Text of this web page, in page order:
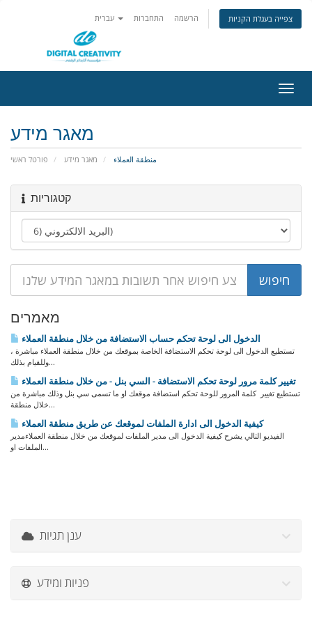
התחברות הרשמה צפייה בעגלת הקניות
ניווט
מאגר מידע
פורטל ראשי מאגר מידע منطقة العملاء
קטגוריות
מאמרים
الدخول الى لوحة تحكم حساب الاستضافة من خلال منطقة العملاء
تستطيع الدخول الى لوحة تحكم الاستضافة الخاصة بموقعك من خلال منطقة العملاء مباشرة ،
وللقيام بذلك...
تغيير كلمة مرور لوحة تحكم الاستضافة - السي بنل - من خلال منطقة العملاء
تستطيع تغيير كلمة المرور للوحة تحكم استضافة موقعك او ما تسمى سي بنل وذلك مباشرة من
خلال منطقة...
كيفية الدخول الى ادارة الملفات لموقعك عن طريق منطقة العملاء
الفيديو التالي يشرح كيفية الدخول الى مدير الملفات لموقعك من خلال منطقة العملاءمدير
الملفات او...
ענן תגיות
פניות ומידע